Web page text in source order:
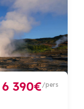
6 390€/pers